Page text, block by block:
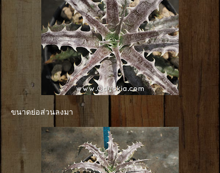
ขนาดย่อส่วนลงมา